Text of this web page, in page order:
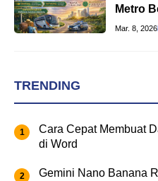
Metro
Mar. 8, 2026
TRENDING
Cara Cepat Membuat
di Word
Gemini Nano Banana